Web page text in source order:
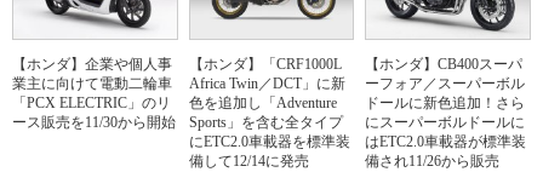
【ホンダ】企業や個人事
業主に向けて電動二輪車
「PCX ELECTRIC」のリ
ース販売を11/30から開始
【ホンダ】「CRF1000L
Africa Twin／DCT」に新
色を追加し「Adventure
Sports」を含む全タイプ
にETC2.0車載器を標準装
備して12/14に発売
【ホンダ】CB400スーパ
ーフォア／スーパーボル
ドールに新色追加！さら
にスーパーボルドールに
はETC2.0車載器が標準装
備され11/26から販売